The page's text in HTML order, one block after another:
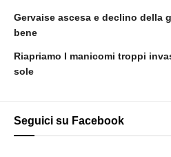
Gervaise ascesa e declino della
bene
Riapriamo I manicomi troppi
sole
Seguici su Facebook